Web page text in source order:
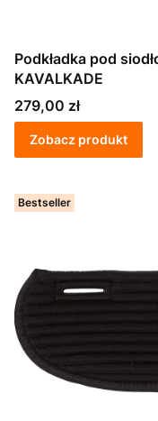
Podkładka pod
KAVALKADE
Cena
279,00 zł
Zobacz produkt
Bestseller